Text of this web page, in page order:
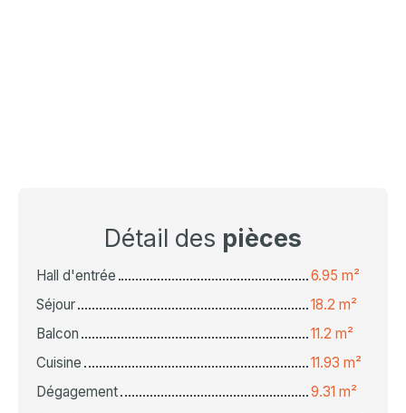
Détail des pièces
Hall d'entrée
6.95 m²
Séjour
18.2 m²
Balcon
11.2 m²
Cuisine
11.93 m²
Dégagement
9.31 m²